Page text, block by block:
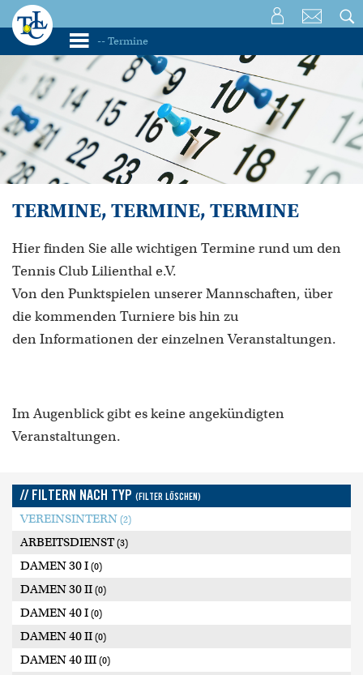
TERMINE, TERMINE, TERMINE
Hier finden Sie alle wichtigen Termine rund um den
Tennis Club Lilienthal e.V.
Von den Punktspielen unserer Mannschaften, über
die kommenden Turniere bis hin zu
den Informationen der einzelnen Veranstaltungen.
Im Augenblick gibt es keine angekündigten
Veranstaltungen.
// FILTERN NACH TYP (FILTER LÖSCHEN)
VEREINSINTERN (2)
ARBEITSDIENST(3)
DAMEN 30 I (0)
DAMEN 30 II (0)
DAMEN 40 I (0)
DAMEN 40 II (0)
DAMEN 40 III (0)